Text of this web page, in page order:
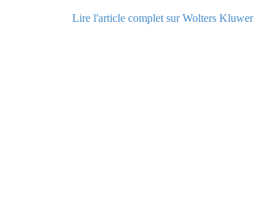
Lire l'article complet sur Wolters Kluwer